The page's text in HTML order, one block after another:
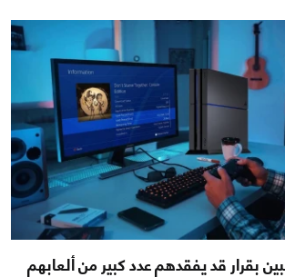
بقرار قد يفقدهم عدد كبير من ألعابهم